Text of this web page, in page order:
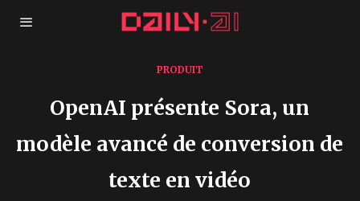
PRODUIT
OpenAI présente Sora, un
modèle avancé de conversion de
texte en vidéo